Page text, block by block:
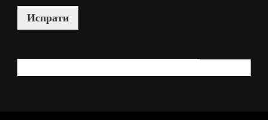
Испрати